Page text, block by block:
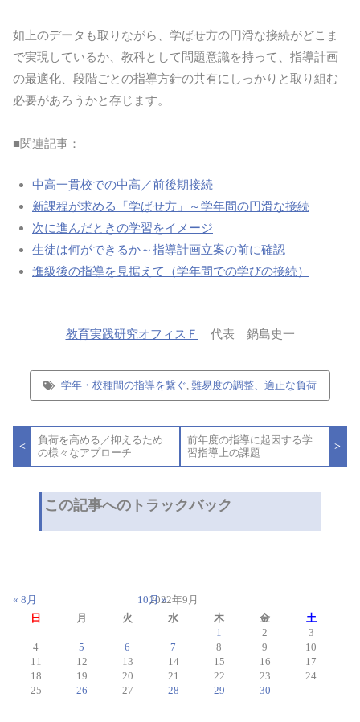
如上のデータも取りながら、学ばせ方の円滑な接続がどこま
で実現しているか、教科として問題意識を持って、指導計画
の最適化、段階ごとの指導方針の共有にしっかりと取り組む
必要があろうかと存じます。
■関連記事：
中高一貫校での中高／前後期接続
新課程が求める「学ばせ方」～学年間の円滑な接続
次に進んだときの学習をイメージ
生徒は何ができるか～指導計画立案の前に確認
進級後の指導を見据えて（学年間での学びの接続）
教育実践研究オフィスＦ 代表 鍋島史一
学年・校種間の指導を繋ぐ ,難易度の調整、適正な負荷
稿
ビ
<
負荷を高める／抑えるため
の様々なアプローチ
前年度の指導に起因する学
習指導上の課題
>
この記事へのトラックバック
2022年9月
日
月 火 水 木 金
土
1
2
3
4
5 6 7 8 9
10
11
12 13 14 15 16
17
18
19 20 21 22 23
24
25
26 27 28 29 30
« 8月 10月 »